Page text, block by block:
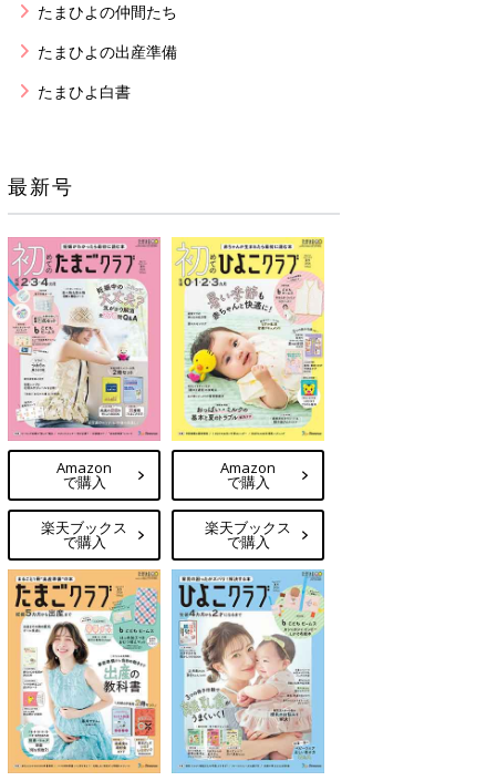
たまひよの仲間たち
たまひよの出産準備
たまひよ白書
最新号
Amazon
で購入
楽天ブックス
で購入
Amazon
で購入
楽天ブックス
で購入